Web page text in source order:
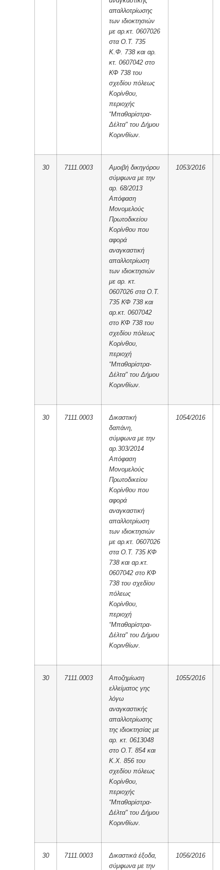
απαλλοτρίωσης
των ιδιοκτησιών
με αρ.κτ. 0607026
στα Ο.Τ. 735
Κ.Φ. 738 και αρ.
κτ. 0607042 στο
ΚΦ 738 του
σχεδίου πόλεως
Κορίνθου,
περιοχής
“Μπαθαρίστρα-
Δέλτα" του Δήμου
Κορινθίων.
30 7111.0003
Αμοιβή δικηγόρου
σύμφωνα με την
αρ. 68/2013
Απόφαση
Μονομελούς
Πρωτοδικείου
Κορίνθου που
αφορά
αναγκαστική
απαλλοτρίωση
των ιδιοκτησιών
με αρ. κτ.
0607026 στα Ο.Τ.
735 ΚΦ 738 και
αρ.κτ. 0607042
στο ΚΦ 738 του
σχεδίου πόλεως
Κορίνθου,
περιοχή
“Μπαθαρίστρα-
Δέλτα" του Δήμου
Κορινθίων.
1053/2016
30 7111.0003
Δικαστική
δαπάνη,
σύμφωνα με την
αρ.303/2014
Απόφαση
Μονομελούς
Πρωτοδικείου
Κορίνθου που
αφορά
αναγκαστική
απαλλοτρίωση
των ιδιοκτησιών
με αρ.κτ. 0607026
στα Ο.Τ. 735 ΚΦ
738 και αρ.κτ.
0607042 στο ΚΦ
738 του σχεδίου
πόλεως
Κορίνθου,
περιοχή
“Μπαθαρίστρα-
Δέλτα" του Δήμου
Κορινθίων.
1054/2016
30 7111.0003
Αποζημίωση
ελλείματος γης
λόγω
αναγκαστικής
απαλλοτρίωσης
της ιδιοκτησίας με
αρ. κτ. 0613048
στο Ο.Τ. 854 και
Κ.Χ. 856 του
σχεδίου πόλεως
Κορίνθου,
περιοχής
“Μπαθαρίστρα-
Δέλτα" του Δήμου
Κορινθίων.
1055/2016
30 7111.0003
Δικαστικά έξοδα,
σύμφωνα με την
1056/2016